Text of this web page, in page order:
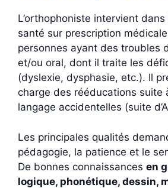
L’orthophoniste intervient
santé sur prescription
personnes ayant des troubles
et/ou oral, dont il traite les
(dyslexie, dysphasie, etc.). Il
charge des rééducations suite
langage accidentelles (suite
Les principales qualités
pédagogie, la patience et le
De bonnes connaissances en
logique, phonétique, dessin,